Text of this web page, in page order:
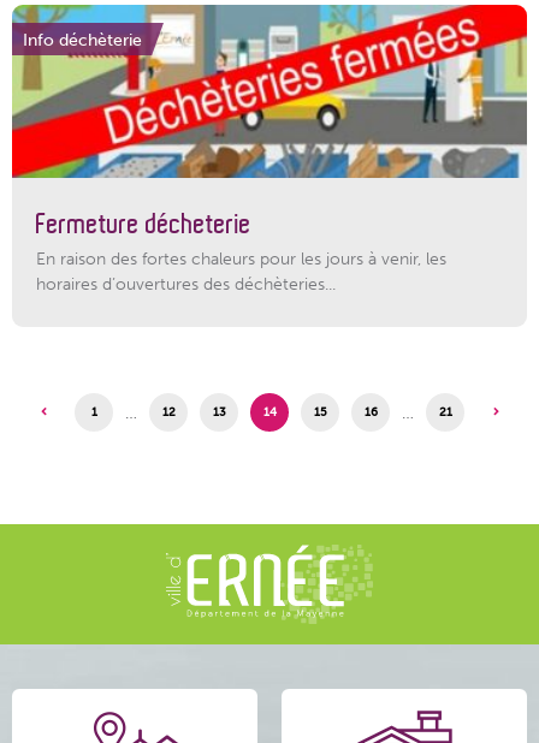
Info déchèterie
Fermeture décheterie
En raison des fortes chaleurs pour les jours à venir, les
horaires d’ouvertures des déchèteries...
1 … 12 13 14 15 16 … 21